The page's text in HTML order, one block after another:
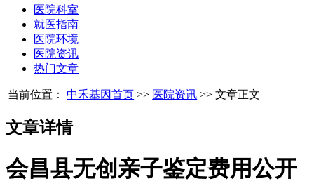
医院科室
就医指南
医院环境
医院资讯
热门文章
当前位置： 中禾基因首页 >> 医院资讯 >> 文章正文
文章详情
会昌县无创亲子鉴定费用公开